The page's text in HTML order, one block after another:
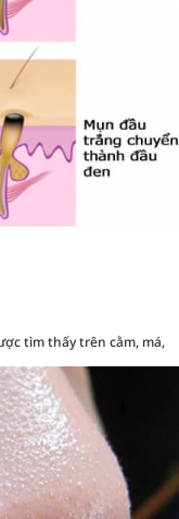
tìm thấy trên cằm, má,